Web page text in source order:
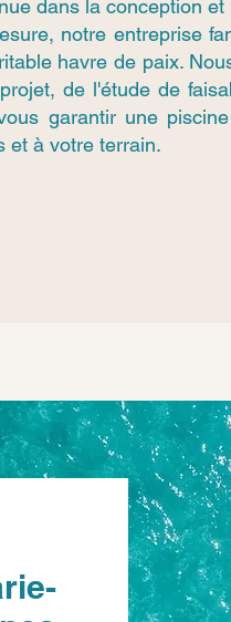
dans la conception et
notre entreprise
havre de paix.
de l'étude de
garantir une
et à votre terrain.